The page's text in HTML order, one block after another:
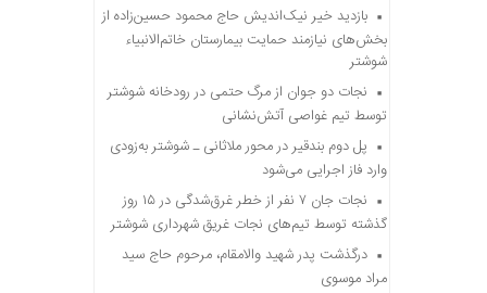
بازدید خیر نیک‌اندیش حاج محمود حسین‌زاده از
بخش‌های نیازمند حمایت بیمارستان خاتم‌الانبیاء
شوشتر
نجات دو جوان از مرگ حتمی در رودخانه شوشتر
توسط تیم غواصی آتش‌نشانی
پل دوم بندقیر در محور ملاثانی ـ شوشتر به‌زودی
وارد فاز اجرایی می‌شود
نجات جان ۷ نفر از خطر غرق‌شدگی در ۱۵ روز
گذشته توسط تیم‌های نجات غریق شهرداری شوشتر
درگذشت پدر شهید والامقام، مرحوم حاج سید
مراد موسوی